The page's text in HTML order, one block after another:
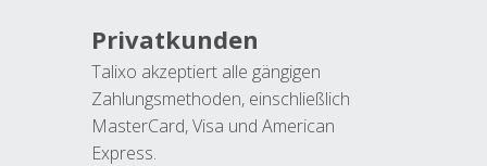
Privatkunden
Talixo akzeptiert alle gängigen
Zahlungsmethoden, einschließlich
MasterCard, Visa und American
Express.